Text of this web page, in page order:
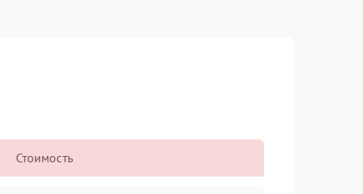
Стоимость